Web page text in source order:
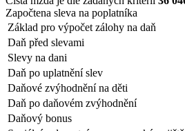
Započtena sleva na poplatníka
Základ pro výpočet zálohy na daň
Daň před slevami
Slevy na dani
Daň po uplatnění slev
Daňové zvýhodnění na děti
Daň po daňovém zvýhodnění
Daňový bonus